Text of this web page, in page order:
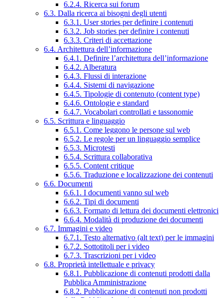
6.2.4. Ricerca sui forum
6.3. Dalla ricerca ai bisogni degli utenti
6.3.1. User stories per definire i contenuti
6.3.2. Job stories per definire i contenuti
6.3.3. Criteri di accettazione
6.4. Architettura dell’informazione
6.4.1. Definire l’architettura dell’informazione
6.4.2. Alberatura
6.4.3. Flussi di interazione
6.4.4. Sistemi di navigazione
6.4.5. Tipologie di contenuto (content type)
6.4.6. Ontologie e standard
6.4.7. Vocabolari controllati e tassonomie
6.5. Scrittura e linguaggio
6.5.1. Come leggono le persone sul web
6.5.2. Le regole per un linguaggio semplice
6.5.3. Microtesti
6.5.4. Scrittura collaborativa
6.5.5. Content critique
6.5.6. Traduzione e localizzazione dei contenuti
6.6. Documenti
6.6.1. I documenti vanno sul web
6.6.2. Tipi di documenti
6.6.3. Formato di lettura dei documenti elettronici
6.6.4. Modalità di produzione dei documenti
6.7. Immagini e video
6.7.1. Testo alternativo (alt text) per le immagini
6.7.2. Sottotitoli per i video
6.7.3. Trascrizioni per i video
6.8. Proprietà intellettuale e privacy
6.8.1. Pubblicazione di contenuti prodotti dalla
Pubblica Amministrazione
6.8.2. Pubblicazione di contenuti non prodotti